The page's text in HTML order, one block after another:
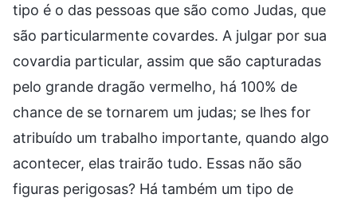
tipo é o das pessoas que são como Judas, que
são particularmente covardes. A julgar por sua
covardia particular, assim que são capturadas
pelo grande dragão vermelho, há 100% de
chance de se tornarem um judas; se lhes for
atribuído um trabalho importante, quando algo
acontecer, elas trairão tudo. Essas não são
figuras perigosas? Há também um tipo de